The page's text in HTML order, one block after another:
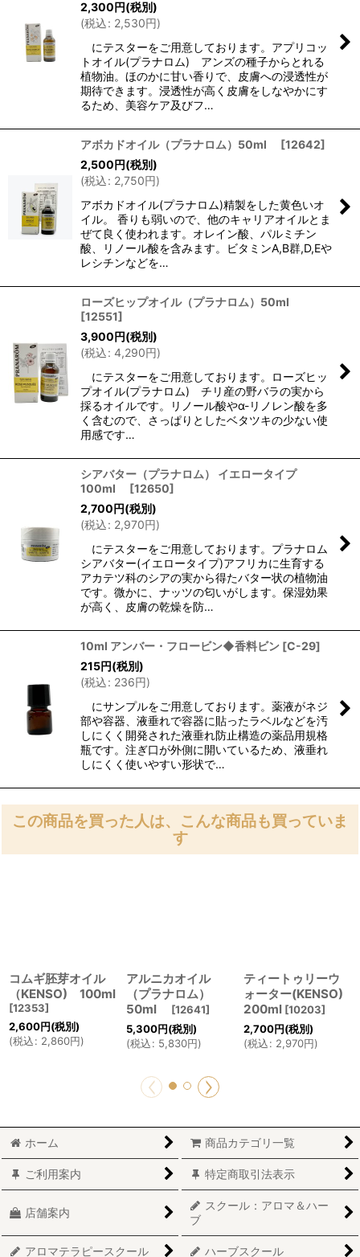
2,300円(税別)
(税込: 2,530円)
にテスターをご用意しております。アプリコッ
トオイル(プラナロム) アンズの種子からとれる
植物油。ほのかに甘い香りで、皮膚への浸透性が
期待できます。浸透性が高く皮膚をしなやかにす
るため、美容ケア及びフ…
アボカドオイル（プラナロム）50ml [12642]
2,500円(税別)
(税込: 2,750円)
アボカドオイル(プラナロム)精製をした黄色いオ
イル。 香りも弱いので、他のキャリアオイルとま
ぜて良く使われます。オレイン酸、パルミチン
酸、リノール酸を含みます。ビタミンA,B群,D,Eや
レシチンなどを…
ローズヒップオイル（プラナロム）50ml
[12551]
3,900円(税別)
(税込: 4,290円)
にテスターをご用意しております。ローズヒッ
プオイル(プラナロム) チリ産の野バラの実から
採るオイルです。リノール酸やα-リノレン酸を多
く含むので、さっぱりとしたベタツキの少ない使
用感です…
シアバター（プラナロム） イエロータイプ
100ml
[12650]
2,700円(税別)
(税込: 2,970円)
にテスターをご用意しております。プラナロム
シアバター(イエロータイプ)アフリカに生育する
アカテツ科のシアの実から得たバター状の植物油
です。微かに、ナッツの匂いがします。保湿効果
が高く、皮膚の乾燥を防…
10ml アンバー・フロービン◆香料ビン [C-29]
215円(税別)
(税込: 236円)
にサンプルをご用意しております。薬液がネジ
部や容器、液垂れで容器に貼ったラベルなどを汚
しにくく開発された液垂れ防止構造の薬品用規格
瓶です。注ぎ口が外側に開いているため、液垂れ
しにくく使いやすい形状で…
この商品を買った人は、こんな商品も買っていま
す
コムギ胚芽オイル
（KENSO) 100ml
[12353]
2,600円(税別)
(税込: 2,860円)
アルニカオイル
（プラナロム）
50ml
[12641]
5,300円(税別)
(税込: 5,830円)
ティートゥリーウ
ォーター(KENSO)
200ml [10203]
2,700円(税別)
(税込: 2,970円)
ホーム 商品カテゴリ一覧
ご利用案内 特定商取引法表示
店舗案内
スクール：アロマ＆ハー
ブ
アロマテラピースクール ハーブスクール